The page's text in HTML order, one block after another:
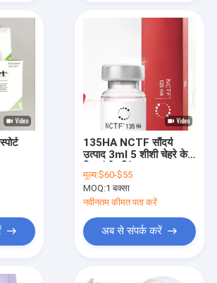
135HA NCTF सौंदर्य
उत्पाद 3ml 5 शीशी चेहरे के
मूल्य:$60-$55
MOQ:1 बक्सा
नवीनतम कीमत पता करें
अब से संपर्क करें